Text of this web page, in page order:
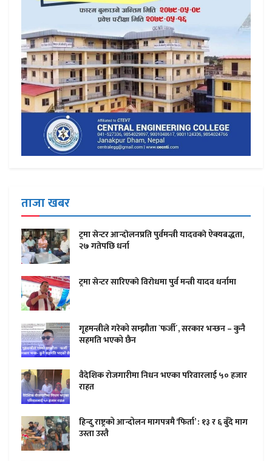
ताजा खबर
ट्रमा सेन्टर आन्दाेलनप्रति पुर्वमन्त्री यादवकाे ऐक्यबद्धता,
२७ गतेपछि धर्ना
ट्रमा सेन्टर सारिएकाे विराेधमा पुर्व मन्त्री यादव धर्नामा
गृहमन्त्रीले गरेको सम्झौता `फर्जी´, सरकार भन्छन – कुनै
सहमति भएको छैन
वैदेशिक रोजगारीमा निधन भएका परिवारलाई ५० हजार
राहत
हिन्दु राष्ट्रको आन्दोलन मागपत्रमै ‘फिर्ता’ : १३ र ६ बुँदे माग
उस्ता उस्तै